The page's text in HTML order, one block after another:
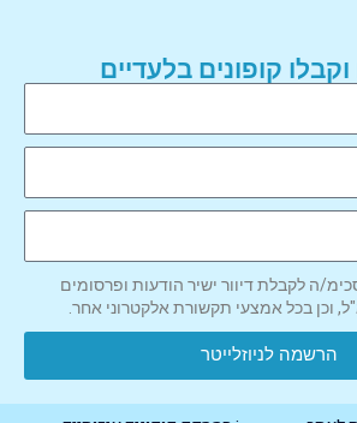
קופונים בלעדיים
ה לקבלת דיוור ישיר הודעות ופרסומים
וכן בכל אמצעי תקשורת אלקטרוני אחר.
הרשמה לניוזלייטר